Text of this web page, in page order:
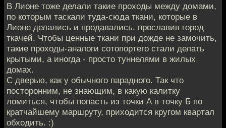
В Лионе тоже делали такие проходы между домами,
по которым таскали туда-сюда ткани, которые в
Лионе делались и продавались, прославив город
ткачей. Чтобы ценные ткани при дожде не замочить,
такие проходы-аналоги сотопортего стали делать
крытыми, а иногда - просто туннелями в жилых
домах.
С дверью, как у обычного парадного. Так что
посторонним, не знающим, в какую калитку
ломиться, чтобы попасть из точки А в точку Б по
кратчайшему маршруту, приходится кругом квартал
обходить. :)